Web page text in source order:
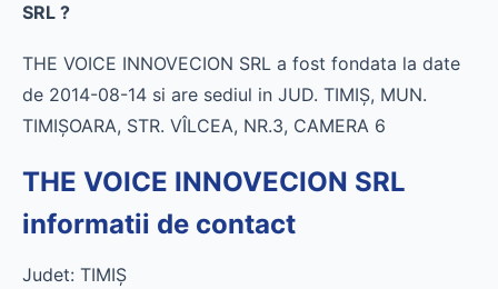
SRL ?
THE VOICE INNOVECION SRL a fost fondata la date
de 2014-08-14 si are sediul in JUD. TIMIŞ, MUN.
TIMIŞOARA, STR. VÎLCEA, NR.3, CAMERA 6
THE VOICE INNOVECION SRL
informatii de contact
Judet: TIMIŞ